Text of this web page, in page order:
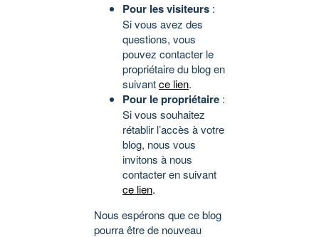
Pour les visiteurs :
Si vous avez des
questions, vous
pouvez contacter le
propriétaire du blog en
suivantce lien.
Pour le propriétaire :
Si vous souhaitez
rétablir l’accès à votre
blog, nous vous
invitons à nous
contacter en suivant
ce lien.
Nous espérons que ce blog
pourra être de nouveau